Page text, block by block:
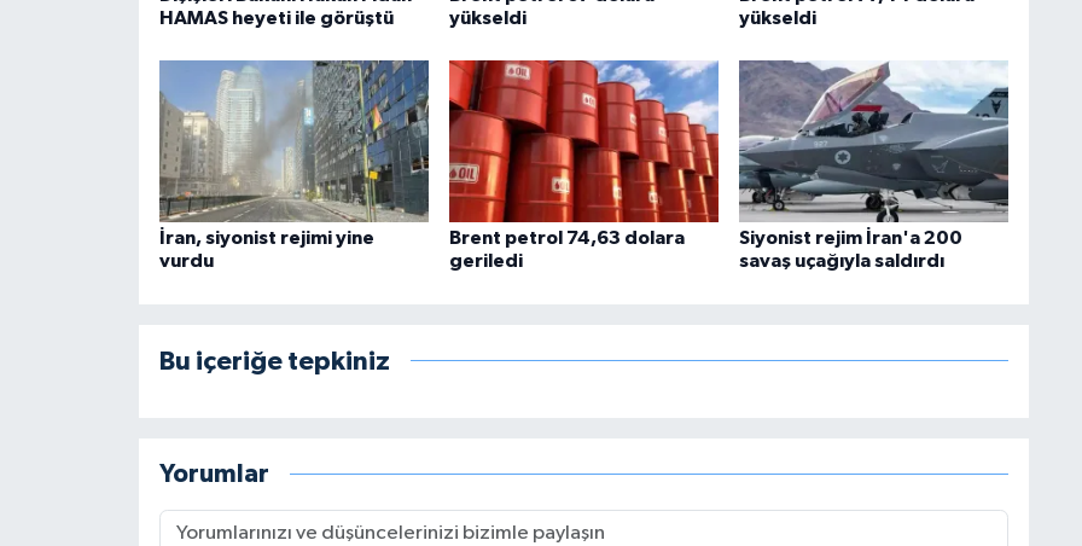
HAMAS heyeti ile görüştü
yükseldi
yükseldi
İran, siyonist rejimi yine
vurdu
Brent petrol 74,63 dolara
geriledi
Siyonist rejim İran'a 200
savaş uçağıyla saldırdı
Bu içeriğe tepkiniz
Yorumlar